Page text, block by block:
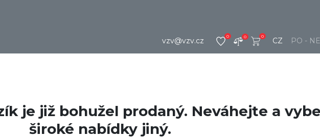
vzv@vzv.cz 0 0 0 CZ PO -
je již bohužel prodaný. Neváhejte a
široké nabídky jiný.